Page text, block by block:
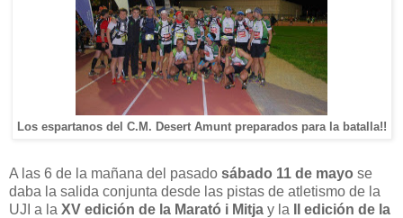
Los espartanos del C.M. Desert Amunt preparados para la batalla!!
A las 6 de la mañana del pasado sábado 11 de mayo se
daba la salida conjunta desde las pistas de atletismo de la
UJI a la XV edición de la Marató i Mitja y la
II edición de la